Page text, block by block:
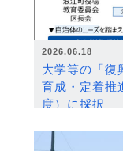
2026.06.18
大学等の「復
育成・定着推
度）に採択